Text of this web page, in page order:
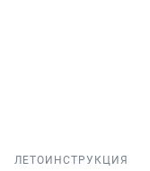
ЛЕТО ИНСТРУКЦИЯ